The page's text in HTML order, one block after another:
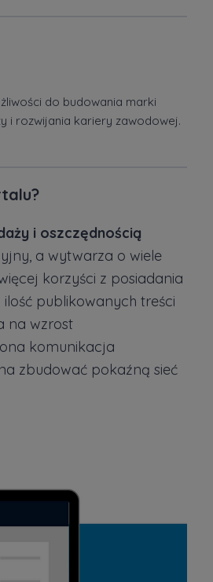
do budowania marki
i rozwijania kariery zawodowej.
i oszczędnością
a wytwarza o wiele
korzyści z posiadania
publikowanych treści
na wzrost
komunikacja
zbudować pokaźną sieć